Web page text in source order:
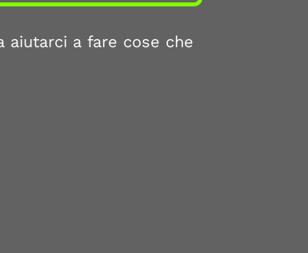
aiutarci a fare cose che